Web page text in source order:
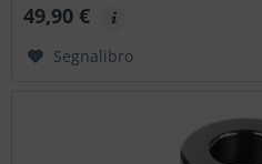
49,90 €
Segnalibro